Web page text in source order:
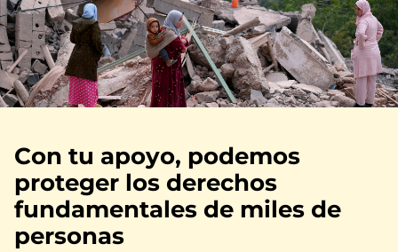
Imagen
Con tu apoyo, podemos
proteger los derechos
fundamentales de miles de
personas